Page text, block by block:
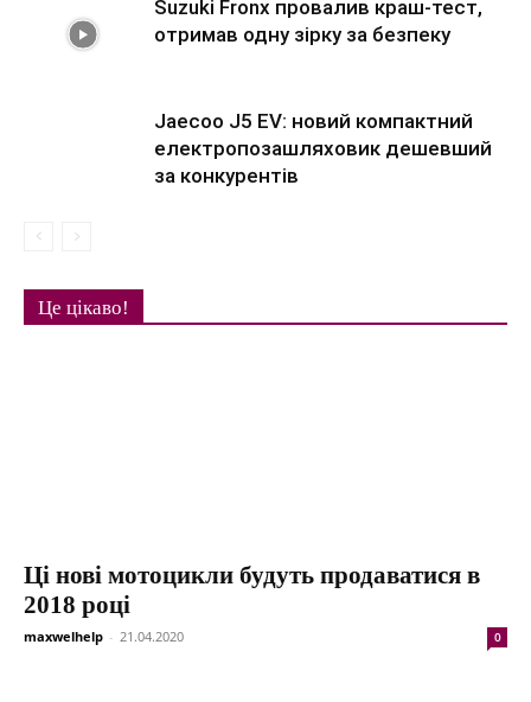
Suzuki Fronx провалив краш-тест,
отримав одну зірку за безпеку
Jaecoo J5 EV: новий компактний
електропозашляховик дешевший
за конкурентів
Це цікаво!
Ці нові мотоцикли будуть продаватися в
2018 році
maxwelhelp - 21.04.2020 0